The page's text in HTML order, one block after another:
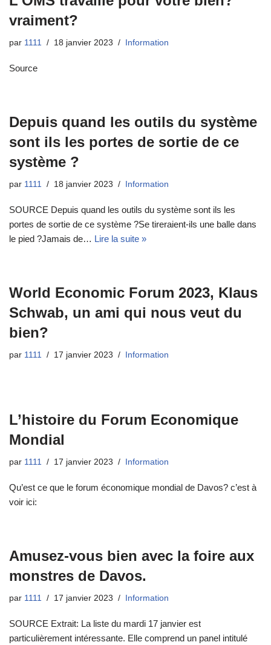
vraiment?
par 1111 18 janvier 2023 Information
Source
Depuis quand les outils du système
sont ils les portes de sortie de ce
système ?
par 1111 18 janvier 2023 Information
SOURCE Depuis quand les outils du système sont ils les
portes de sortie de ce système ?Se tireraient-ils une balle dans
le pied ?Jamais de… Lire la suite »
World Economic Forum 2023, Klaus
Schwab, un ami qui nous veut du
bien?
par 1111 17 janvier 2023 Information
L’histoire du Forum Economique
Mondial
par 1111 17 janvier 2023 Information
Qu’est ce que le forum économique mondial de Davos? c’est à
voir ici:
Amusez-vous bien avec la foire aux
monstres de Davos.
par 1111 17 janvier 2023 Information
SOURCE Extrait: La liste du mardi 17 janvier est
particulièrement intéressante. Elle comprend un panel intitulé